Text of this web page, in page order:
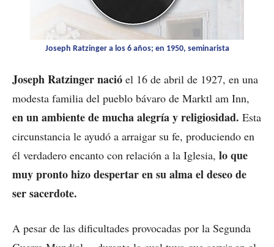
Joseph Ratzinger a los 6 años; en 1950, seminarista
Joseph Ratzinger nació el 16 de abril de 1927, en una
modesta familia del pueblo bávaro de Marktl am Inn,
en un ambiente de mucha alegría y religiosidad. Esta
circunstancia le ayudó a arraigar su fe, produciendo en
él verdadero encanto con relación a la Iglesia, lo que
muy pronto hizo despertar en su alma el deseo de
ser sacerdote.
A pesar de las dificultades provocadas por la Segunda